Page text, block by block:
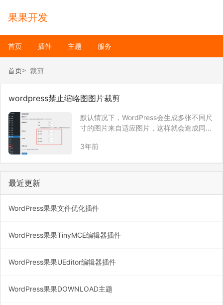
果果开发
首页 插件 主题 服务
首页 裁剪
wordpress禁止缩略图图片裁剪
默认情况下，WordPress会生成多张不同尺
寸的图片来自适应图片，这样就会造成同一
盘空间。 可以通过以下代码可以解决这个问
3年前
最近更新
WordPress果果文件优化插件
WordPress果果TinyMCE编辑器插件
WordPress果果UEditor编辑器插件
WordPress果果DOWNLOAD主题